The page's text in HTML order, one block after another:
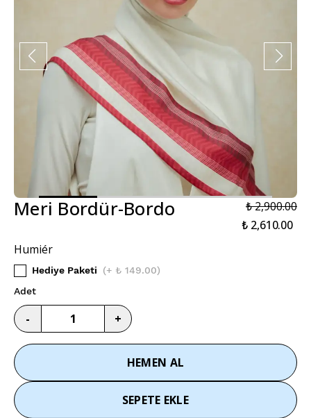
Meri Bordür-Bordo
₺ 2,900.00
₺ 2,610.00
Humiér
Hediye Paketi (+ ₺ 149.00)
Adet
- +
HEMEN AL
SEPETE EKLE